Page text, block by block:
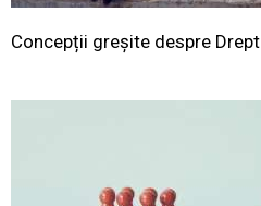
Concepții greșite despre